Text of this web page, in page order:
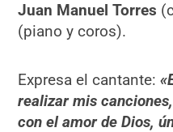
Juan Manuel Torres
(piano y coros).
Expresa el cantante:
realizar mis
con el amor de Dios,